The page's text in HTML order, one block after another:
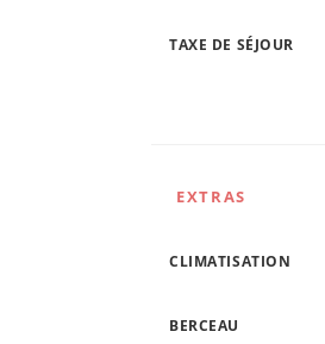
TAXE DE SÉJOUR
EXTRAS
CLIMATISATION
BERCEAU